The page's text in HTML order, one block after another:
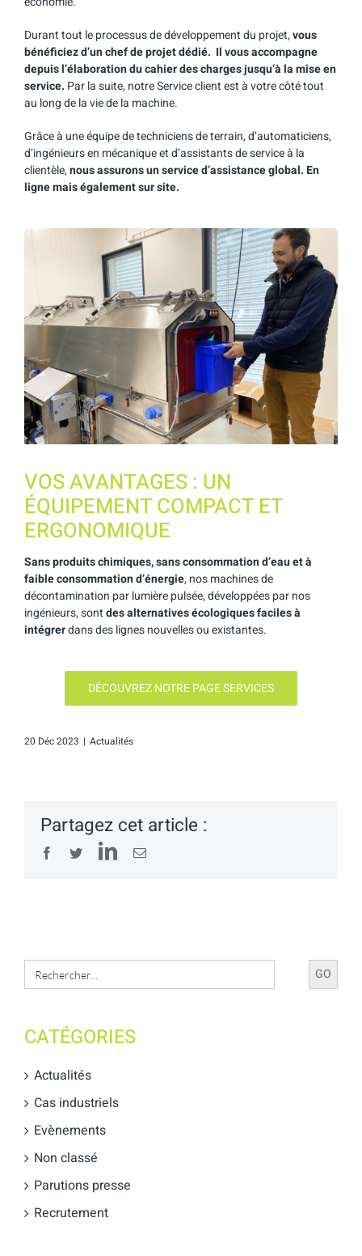
Durant tout le processus de développement du projet,vous
bénéficiez d’un chef de projet dédié. Il vous accompagne
depuis l’élaboration du cahier des charges jusqu’à la mise en
service. Par la suite, notre Service client est à votre côté tout
au long de la vie de la machine.
Grâce à une équipe de techniciens de terrain, d’automaticiens,
d’ingénieurs en mécanique et d’assistants de service à la
clientèle,nous assurons un service d’assistance global. En
ligne mais également sur site.
VOS AVANTAGES : UN
ÉQUIPEMENT COMPACT ET
ERGONOMIQUE
Sans produits chimiques, sans consommation d’eau et à
faible consommation d’énergie, nos machines de
décontamination par lumière pulsée, développées par nos
ingénieurs, sontdes alternatives écologiques faciles à
intégrerdans des lignes nouvelles ou existantes.
DÉCOUVREZ NOTRE PAGE SERVICES
20 Déc 2023 | Actualités
Partagez cet article :
FacebookTwitterLinkedIn
Email
Search
for:
CATÉGORIES
Actualités
Cas industriels
Evènements
Non classé
Parutions presse
Recrutement